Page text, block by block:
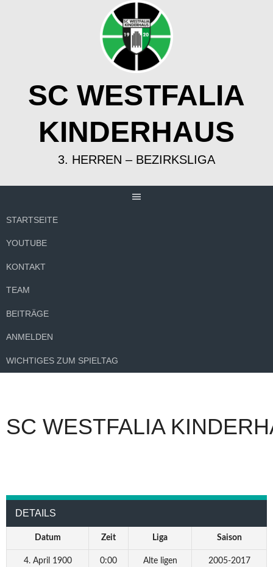
SC WESTFALIA
KINDERHAUS
3. HERREN – BEZIRKSLIGA
STARTSEITE
YOUTUBE
KONTAKT
TEAM
BEITRÄGE
ANMELDEN
WICHTIGES ZUM SPIELTAG
SC WESTFALIA
DETAILS
Datum Zeit Liga Saison
4. April 1900 0:00 Alte ligen 2005-2017